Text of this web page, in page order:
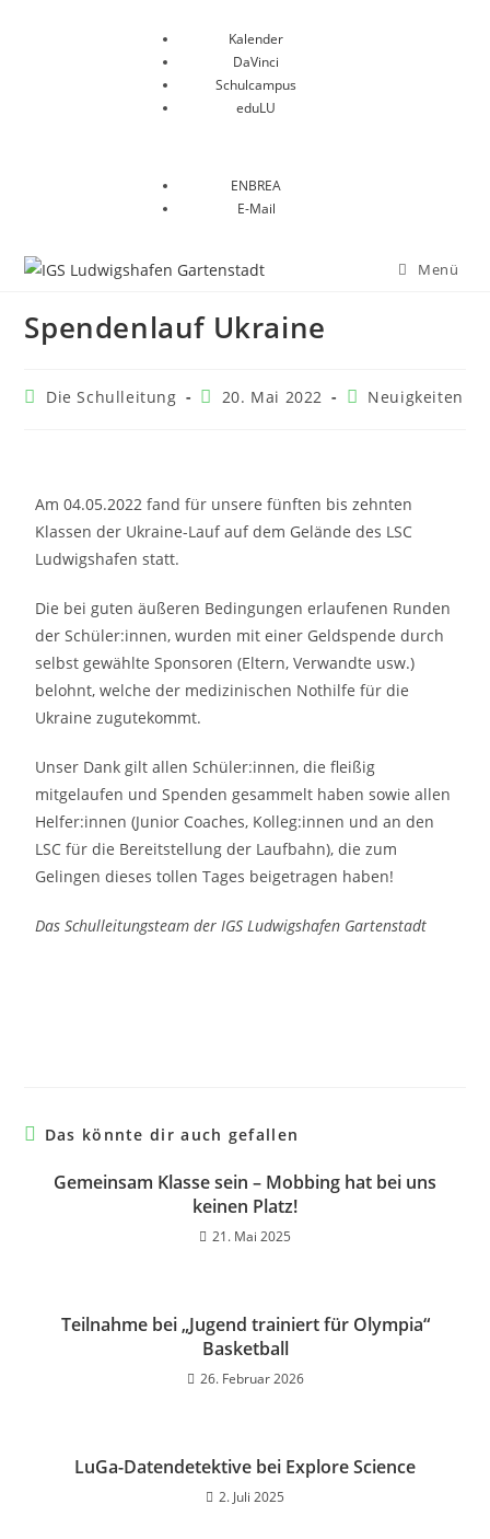
Kalender
DaVinci
Schulcampus
eduLU
ENBREA
E-Mail
Menü
Spendenlauf Ukraine
Die Schulleitung 20. Mai 2022 Neuigkeiten
Am 04.05.2022 fand für unsere fünften bis zehnten
Klassen der Ukraine-Lauf auf dem Gelände des LSC
Ludwigshafen statt.
Die bei guten äußeren Bedingungen erlaufenen Runden
der Schüler:innen, wurden mit einer Geldspende durch
selbst gewählte Sponsoren (Eltern, Verwandte usw.)
belohnt, welche der medizinischen Nothilfe für die
Ukraine zugutekommt.
Unser Dank gilt allen Schüler:innen, die fleißig
mitgelaufen und Spenden gesammelt haben sowie allen
Helfer:innen (Junior Coaches, Kolleg:innen und an den
LSC für die Bereitstellung der Laufbahn), die zum
Gelingen dieses tollen Tages beigetragen haben!
Das Schulleitungsteam der IGS Ludwigshafen Gartenstadt
Das könnte dir auch gefallen
Gemeinsam Klasse sein – Mobbing hat bei uns
keinen Platz!
21. Mai 2025
Teilnahme bei „Jugend trainiert für Olympia“
Basketball
26. Februar 2026
LuGa-Datendetektive bei Explore Science
2. Juli 2025